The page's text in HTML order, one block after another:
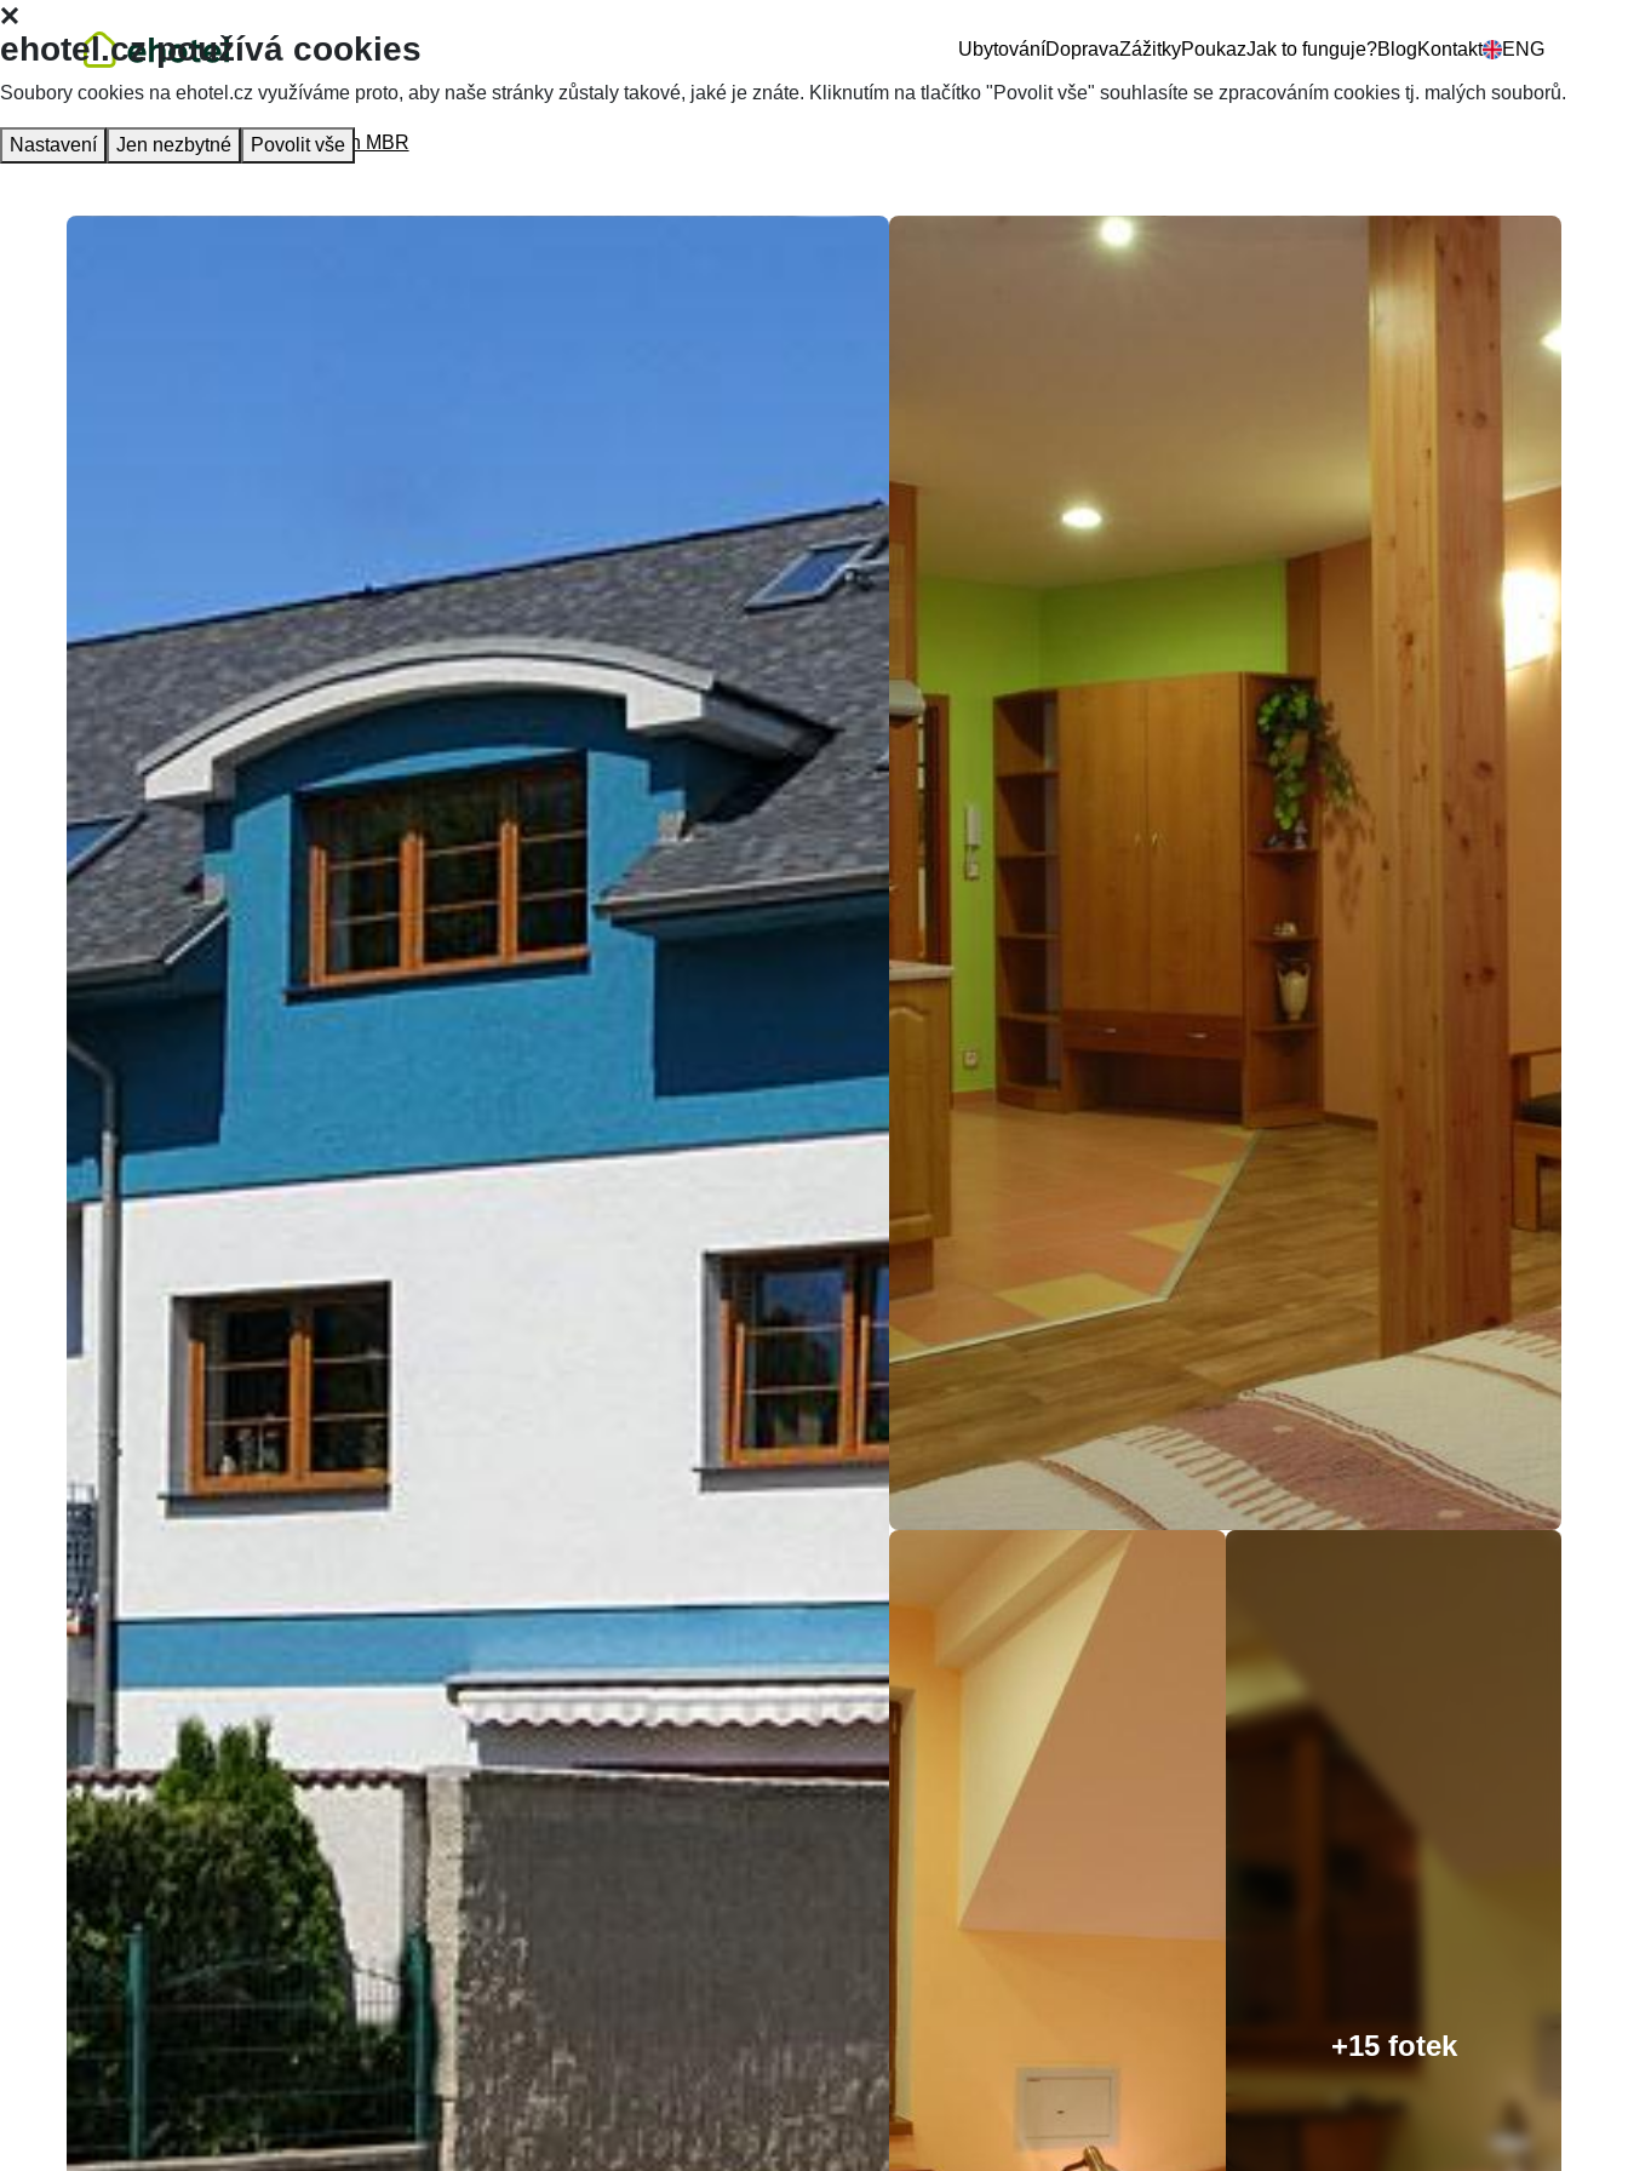
UbytováníDopravaZážitkyPoukazJak to funguje?BlogKontakt ENG
Hlavní stránka Ubytování Penzion MBR
+15 fotek
ehotel.cz používá cookies
Soubory cookies na ehotel.cz využíváme proto, aby naše stránky zůstaly takové, jaké je znáte. Kliknutím na tlačítko "Povolit vše" souhlasíte se zpracováním cookies tj. malých souborů.
Nastavení Jen nezbytné Povolit vše